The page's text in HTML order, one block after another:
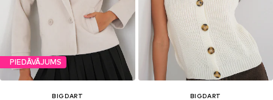
PIEDĀVĀJUMS
BIGDART BIGDART